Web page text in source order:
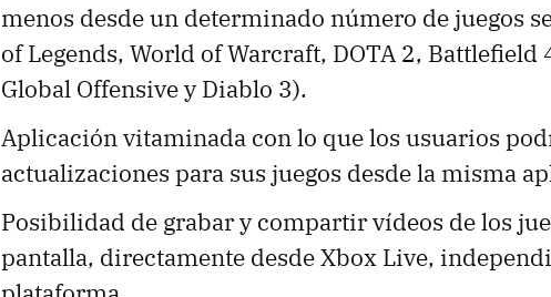
menos desde un determinado número de juegos
of Legends, World of Warcraft, DOTA 2, Battlefield
Global Offensive y Diablo 3).
Aplicación vitaminada con lo que los usuarios
actualizaciones para sus juegos desde la misma
Posibilidad de grabar y compartir vídeos de los
pantalla, directamente desde Xbox Live,